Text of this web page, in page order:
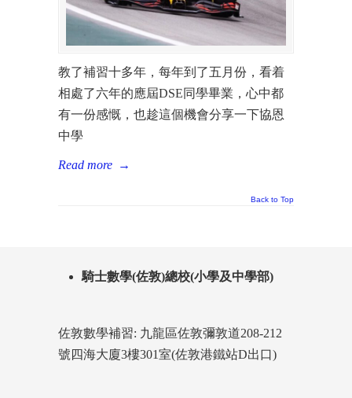
教了補習十多年，每年到了五月份，看着
相處了六年的應屆DSE同學畢業，心中都
有一份感慨，也趁這個機會分享一下協恩
中學
Read more →
Back to Top
騎士數學(佐敦)總校(小學及中學部)
佐敦數學補習: 九龍區佐敦彌敦道208-212
號四海大廈3樓301室(佐敦港鐵站D出口)